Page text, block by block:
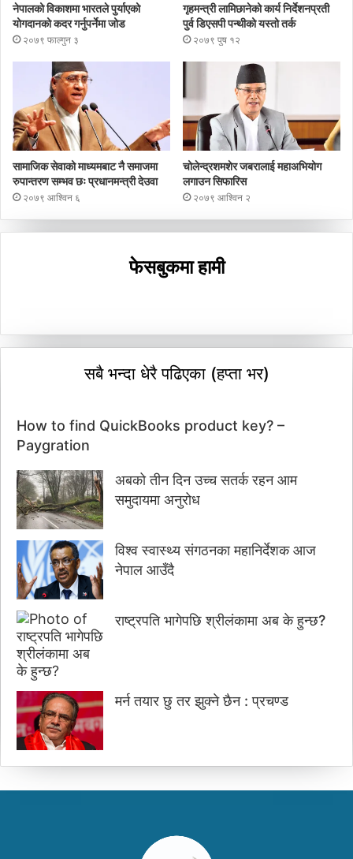
नेपालको विकाशमा भारतले पुर्याएको
योगदानको कदर गर्नुपर्नेमा जोड
२०७९ फाल्गुन ३
गृहमन्त्री लामिछानेको कार्य निर्देशनप्रती
पुर्व डिएसपी पन्थीको यस्तो तर्क
२०७९ पुष १२
सामाजिक सेवाको माध्यमबाट नै समाजमा
रुपान्तरण सम्भव छः प्रधानमन्त्री देउवा
२०७९ आश्विन ६
चोलेन्द्रशमशेर जबरालाई महाअभियोग
लगाउन सिफारिस
२०७९ आश्विन २
फेसबुकमा हामी
सबै भन्दा धेरै पढिएका (हप्ता भर)
How to find QuickBooks product key? –
Paygration
अबको तीन दिन उच्च सतर्क रहन आम
समुदायमा अनुरोध
विश्व स्वास्थ्य संगठनका महानिर्देशक आज
नेपाल आउँदै
राष्ट्रपति भागेपछि श्रीलंकामा अब के हुन्छ?
मर्न तयार छु तर झुक्ने छैन : प्रचण्ड